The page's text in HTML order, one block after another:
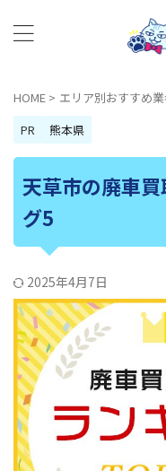
HOME > エリア別おすすめ
PR
熊本県
天草市の廃車
グ5
2025年4月7日